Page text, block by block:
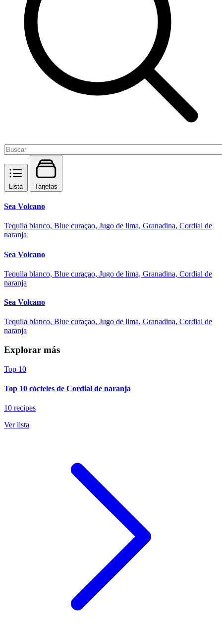
Lista Tarjetas
Sea Volcano
Tequila blanco, Blue curaçao, Jugo de lima, Granadina, Cordial de
naranja
Sea Volcano
Tequila blanco, Blue curaçao, Jugo de lima, Granadina, Cordial de
naranja
Sea Volcano
Tequila blanco, Blue curaçao, Jugo de lima, Granadina, Cordial de
naranja
Explorar más
Top 10
Top 10 cócteles de Cordial de naranja
10 recipes
Ver lista